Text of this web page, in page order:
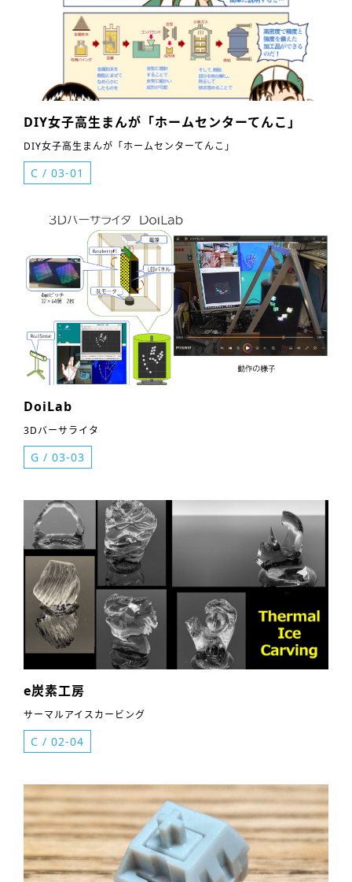
DIY女子高生まんが「ホームセンターてんこ」
DIY女子高生まんが「ホームセンターてんこ」
C / 03-01
DoiLab
3Dバーサライタ
G / 03-03
e炭素工房
サーマルアイスカービング
C / 02-04